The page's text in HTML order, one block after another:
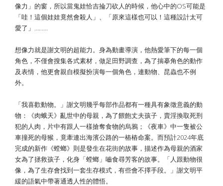
像力」的窗，所以當鬼娃恰吉掄刀砍人的時候，他心中的OS可能是
「哇！這個娃娃竟然會殺人」、「原來這樣也可以！這種設計太可
愛了」………
想像力就是謝文明的超能力。身為動畫導演，他熱愛筆下的每一個
角色，不僅會搜集各式素材，做足田野調查，為了揣摹角色的動作
及表情，他更會親自模擬扮演每一個角色，連動物、昆蟲也不例
外。
「我喜歡動物。」謝文明幾乎每部作品都有一種具有象徵意義的動
物：《肉蛾天》亂世中的母親，為了餵飽丈夫孩子，賣淫換取死刑
犯的人肉，片中有跟人一樣搶奪食物的烏鴉；《夜車》中一隻被公
車撞死的母猴，竟牽連出海濱公路的一樁樁命案。而預計2024年底
完成的新作《螳螂》則是發生在花街的故事，描述作為母親的酒家
女為了拯救孩子，化身「螳螂」嚙食尋芳客的故事。「人跟動物很
像，為了生存會找到一套生存模式，有些會不擇手段。」謝文明平
緩的語氣中帶著通透人性的體悟。